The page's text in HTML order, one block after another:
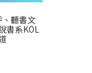
聽書文
書系KOL